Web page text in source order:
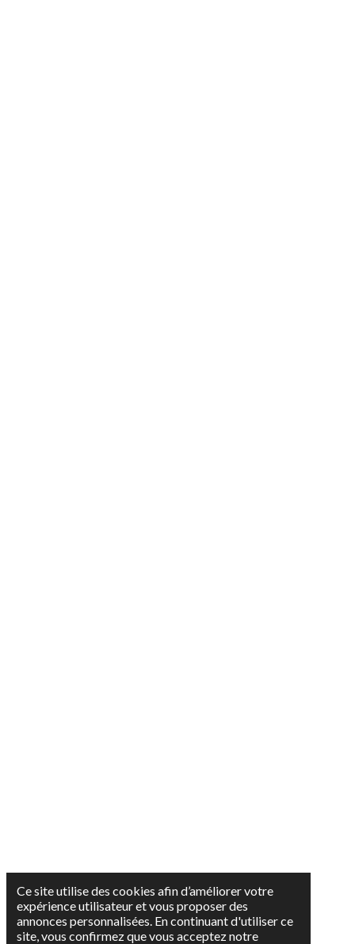
Ce site utilise des cookies afin d’améliorer votre
expérience utilisateur et vous proposer des
annonces personnalisées. En continuant d'utiliser ce
site, vous confirmez que vous acceptez notre